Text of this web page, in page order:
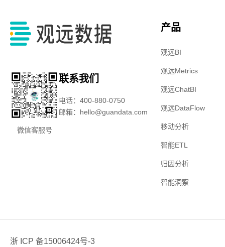
微信客服号
联系我们
电话：400-880-0750
邮箱：hello@guandata.com
产品
观远BI
观远Metrics
观远ChatBI
观远DataFlow
移动分析
智能ETL
归因分析
智能洞察
浙 ICP 备15006424号-3